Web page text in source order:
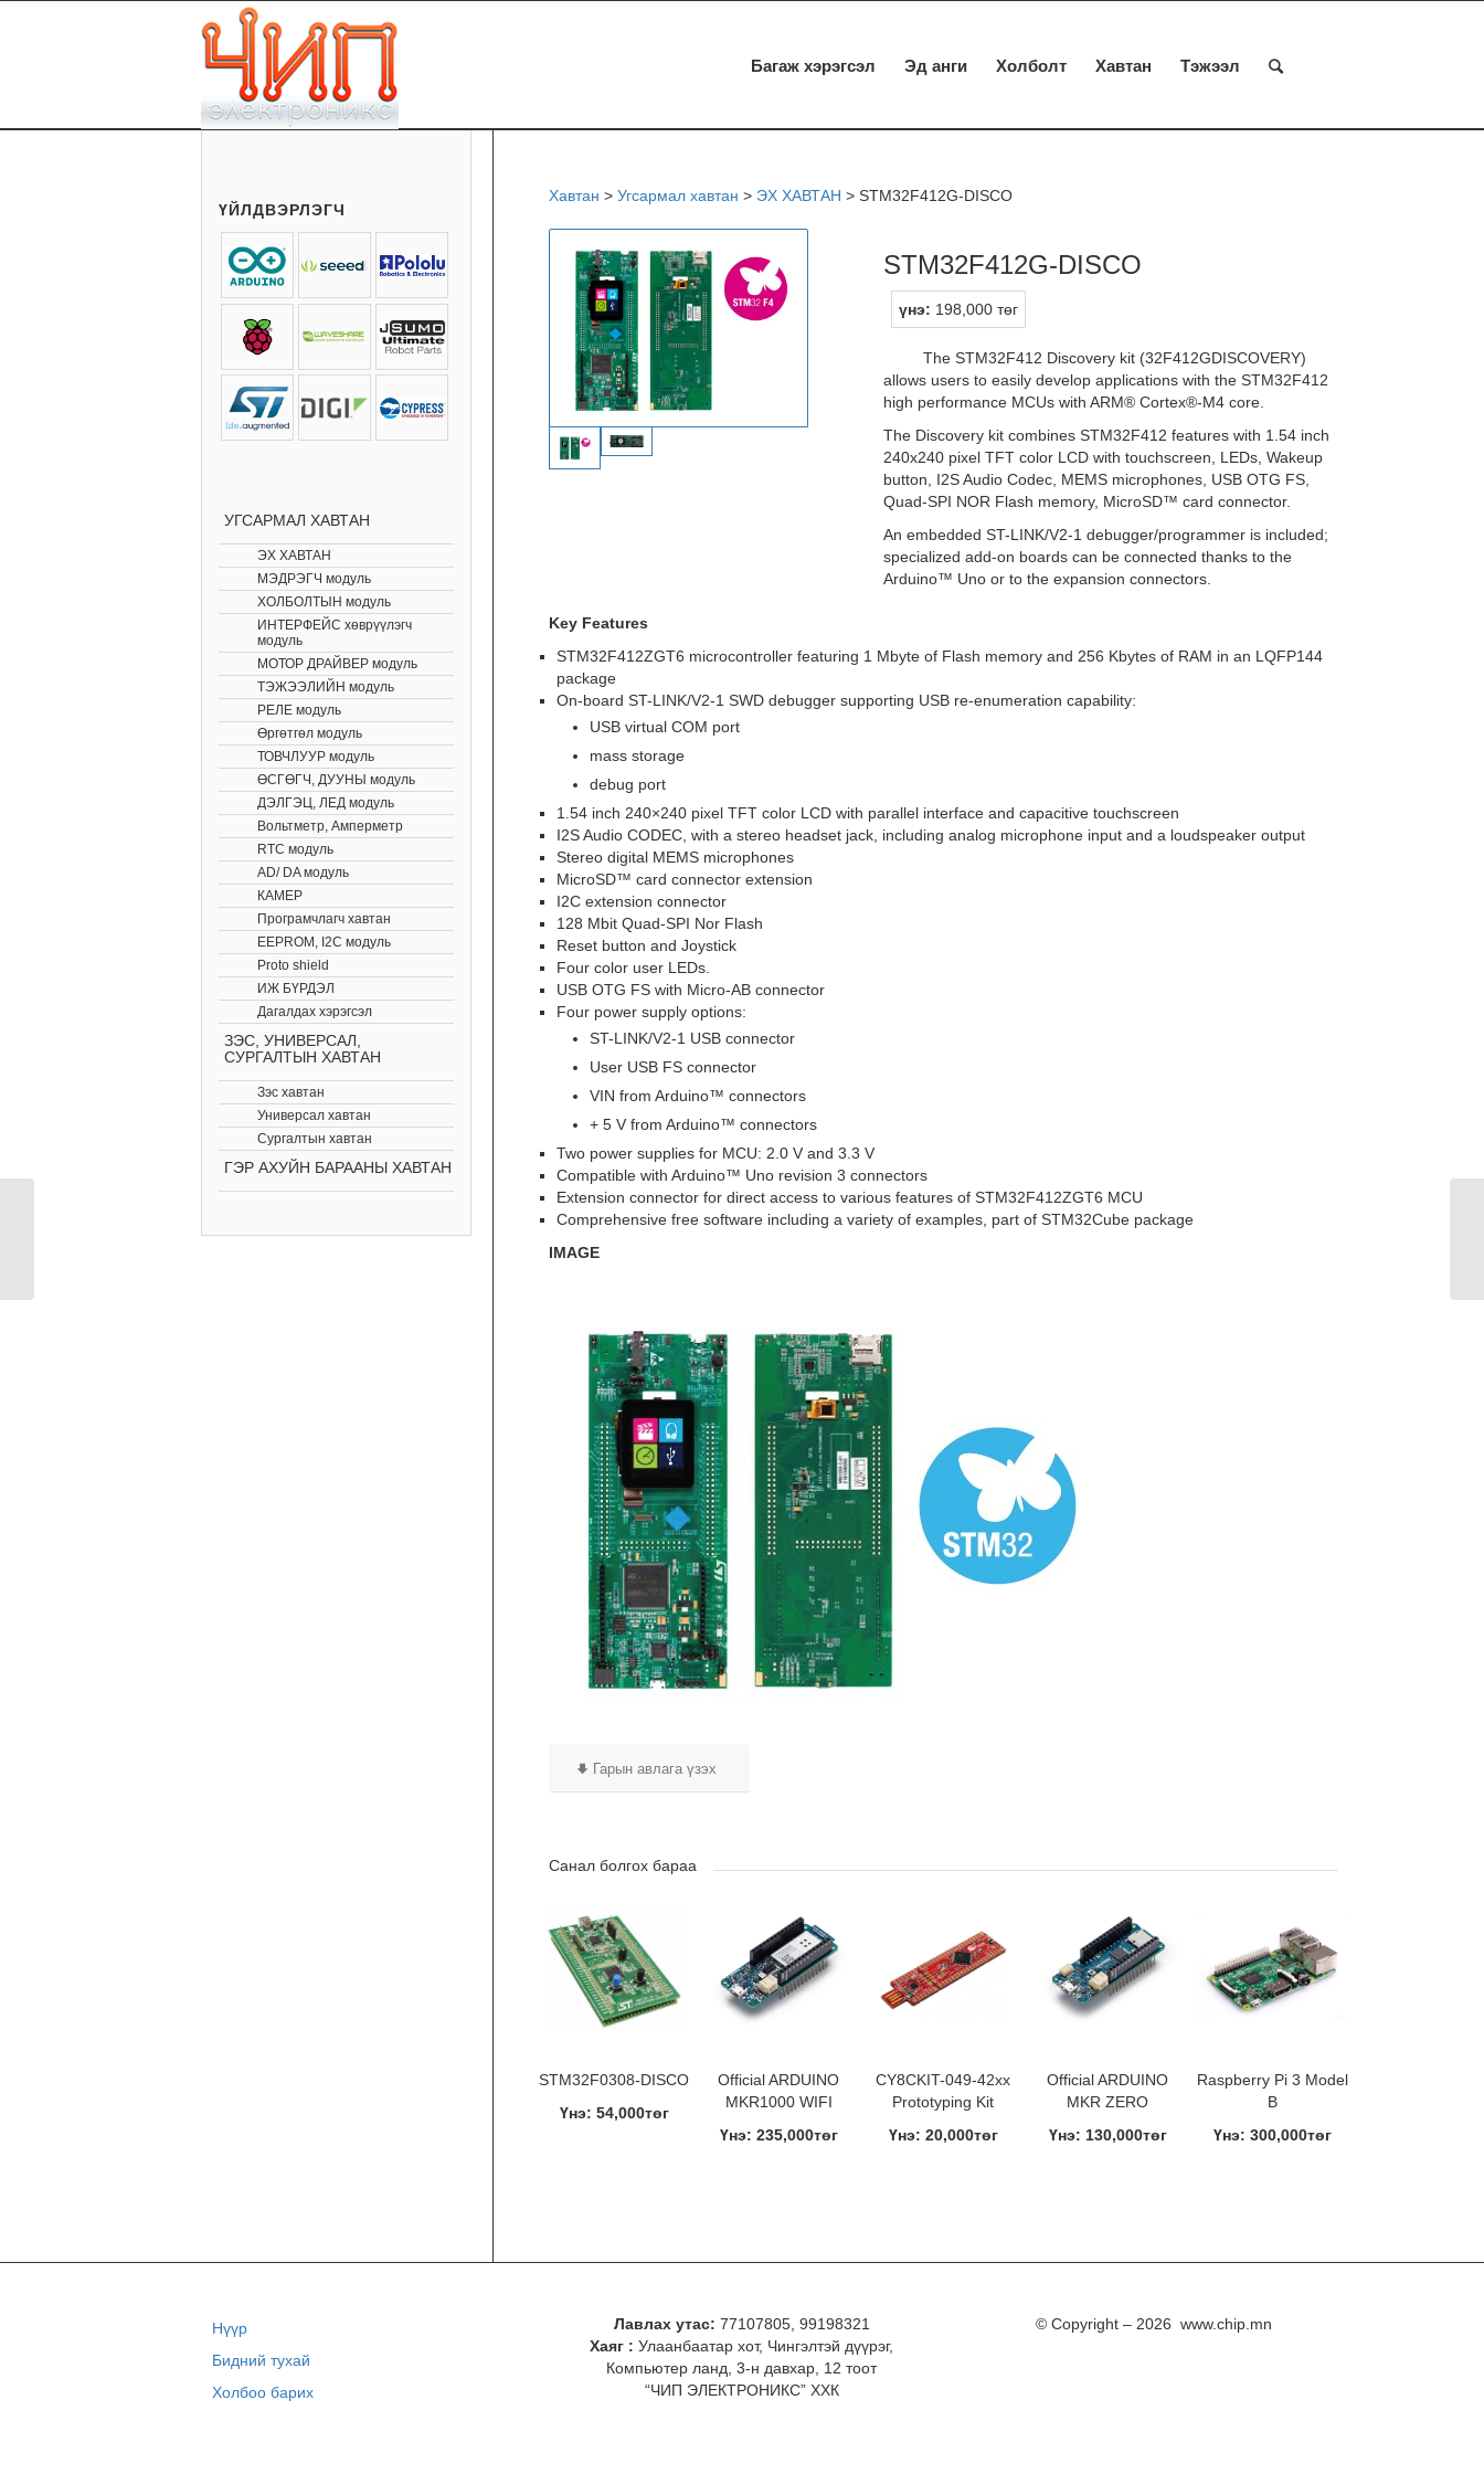
Багаж хэрэгсэл Эд анги Холболт Хавтан Тэжээл
Хавтан > Угсармал хавтан > ЭХ ХАВТАН > STM32F412G-DISCO
STM32F412G-DISCO
үнэ: 198,000 төг
The STM32F412 Discovery kit (32F412GDISCOVERY)
allows users to easily develop applications with the STM32F412
high performance MCUs with ARM® Cortex®-M4 core.
The Discovery kit combines STM32F412 features with 1.54 inch
240x240 pixel TFT color LCD with touchscreen, LEDs, Wakeup
button, I2S Audio Codec, MEMS microphones, USB OTG FS,
Quad-SPI NOR Flash memory, MicroSD™ card connector.
An embedded ST-LINK/V2-1 debugger/programmer is included;
specialized add-on boards can be connected thanks to the
Arduino™ Uno or to the expansion connectors.
Key Features
STM32F412ZGT6 microcontroller featuring 1 Mbyte of Flash memory and 256 Kbytes of RAM in an LQFP144
package
On-board ST-LINK/V2-1 SWD debugger supporting USB re-enumeration capability:
USB virtual COM port
mass storage
debug port
1.54 inch 240×240 pixel TFT color LCD with parallel interface and capacitive touchscreen
I2S Audio CODEC, with a stereo headset jack, including analog microphone input and a loudspeaker output
Stereo digital MEMS microphones
MicroSD™ card connector extension
I2C extension connector
128 Mbit Quad-SPI Nor Flash
Reset button and Joystick
Four color user LEDs.
USB OTG FS with Micro-AB connector
Four power supply options:
ST-LINK/V2-1 USB connector
User USB FS connector
VIN from Arduino™ connectors
+ 5 V from Arduino™ connectors
Two power supplies for MCU: 2.0 V and 3.3 V
Compatible with Arduino™ Uno revision 3 connectors
Extension connector for direct access to various features of STM32F412ZGT6 MCU
Comprehensive free software including a variety of examples, part of STM32Cube package
IMAGE
Гарын авлага үзэх
Санал болгох бараа
STM32F0308-DISCO
Үнэ: 54,000төг
Official ARDUINO
MKR1000 WIFI
Үнэ: 235,000төг
CY8CKIT-049-42xx
Prototyping Kit
Үнэ: 20,000төг
Official ARDUINO
MKR ZERO
Үнэ: 130,000төг
Raspberry Pi 3 Model
B
Үнэ: 300,000төг
ҮЙЛДВЭРЛЭГЧ
УГСАРМАЛ ХАВТАН
ЭХ ХАВТАН
МЭДРЭГЧ модуль
ХОЛБОЛТЫН модуль
ИНТЕРФЕЙС хөврүүлэгч
модуль
МОТОР ДРАЙВЕР модуль
ТЭЖЭЭЛИЙН модуль
РЕЛЕ модуль
Өргөтгөл модуль
ТОВЧЛУУР модуль
ӨСГӨГЧ, ДУУНЫ модуль
ДЭЛГЭЦ, ЛЕД модуль
Вольтметр, Амперметр
RTC модуль
AD/ DA модуль
КАМЕР
Програмчлагч хавтан
EEPROM, I2C модуль
Proto shield
ИЖ БҮРДЭЛ
Дагалдах хэрэгсэл
ЗЭС, УНИВЕРСАЛ,
СУРГАЛТЫН ХАВТАН
Зэс хавтан
Универсал хавтан
Сургалтын хавтан
ГЭР АХУЙН БАРААНЫ ХАВТАН
Нүүр
Бидний тухай
Холбоо барих
Лавлах утас: 77107805, 99198321
Хаяг : Улаанбаатар хот, Чингэлтэй дүүрэг,
Компьютер ланд, 3-н давхар, 12 тоот
“ЧИП ЭЛЕКТРОНИКС” ХХК
© Copyright – 2026 www.chip.mn